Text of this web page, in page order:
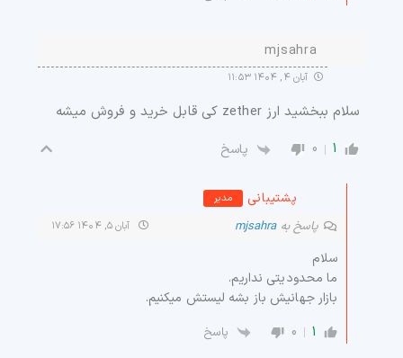
mjsahra
آبان ۴, ۱۴۰۴ ۱۱:۵۳
سلام ببخشید ارز zether کی قابل خرید و فروش میشه
1
0 پاسخ
پشتیبانی مدیر
پاسخ بهmjsahra آبان ۵, ۱۴۰۴ ۱۷:۵۶
سلام
ما محدودیتی نداریم.
بازار جهانیش باز بشه لیستش میکنیم.
1
0 پاسخ